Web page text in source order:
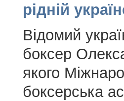
рідній
Відомий
боксер
якого
боксерська